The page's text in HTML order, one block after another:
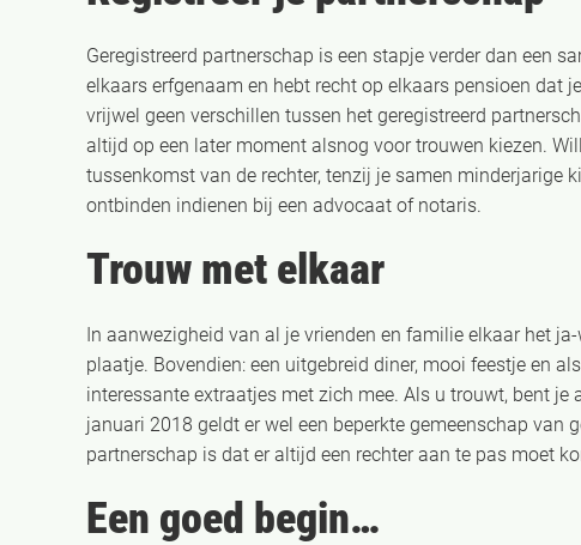
Geregistreerd partnerschap is een stapje verder dan een
elkaars erfgenaam en hebt recht op elkaars pensioen dat
vrijwel geen verschillen tussen het geregistreerd
altijd op een later moment alsnog voor trouwen kiezen.
tussenkomst van de rechter, tenzij je samen minderjarige
ontbinden indienen bij een advocaat of notaris.
Trouw met elkaar
In aanwezigheid van al je vrienden en familie elkaar het
plaatje. Bovendien: een uitgebreid diner, mooi feestje en
interessante extraatjes met zich mee. Als u trouwt, bent
januari 2018 geldt er wel een beperkte gemeenschap van
partnerschap is dat er altijd een rechter aan te pas moet
Een goed begin…